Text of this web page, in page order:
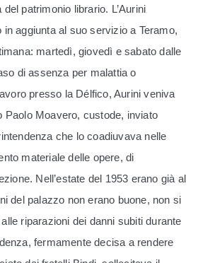
patrimonio librario. L’Aurini
aggiunta al suo servizio a Teramo,
martedì, giovedì e sabato dalle
di assenza per malattia o
presso la Délfico, Aurini veniva
Paolo Moavero, custode, inviato
che lo coadiuvava nelle
materiale delle opere, di
Nell’estate del 1953 erano già al
del palazzo non erano buone, non si
riparazioni dei danni subiti durante
fermamente decisa a rendere